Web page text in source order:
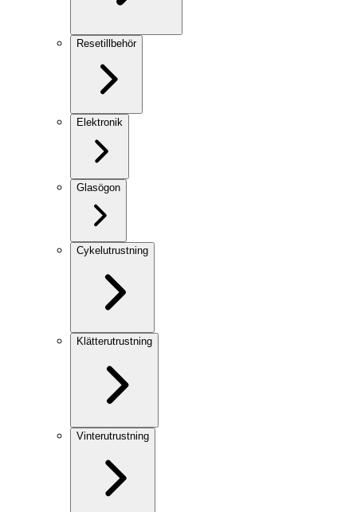
Resetillbehör
Elektronik
Glasögon
Cykelutrustning
Klätterutrustning
Vinterutrustning